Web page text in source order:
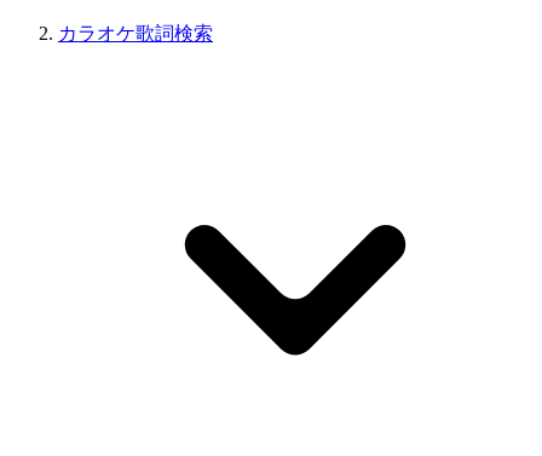
カラオケ歌詞検索